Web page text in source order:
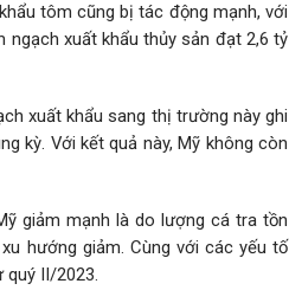
tôm cũng bị tác động mạnh, với
ngạch xuất khẩu thủy sản đạt 2,6 tỷ
xuất khẩu sang thị trường này ghi
kỳ. Với kết quả này, Mỹ không còn
giảm mạnh là do lượng cá tra tồn
hướng giảm. Cùng với các yếu tố
quý II/2023.